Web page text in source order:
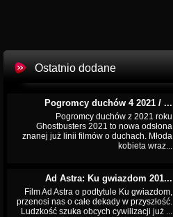
Ostatnio dodane
Pogromcy duchów 4 2021 / ...
Pogromcy duchów z 2021 roku
Ghostbusters 2021 to nowa odsłona
znanej już linii filmów o duchach. Młoda
kobieta wraz...
Ad Astra: Ku gwiazdom 201...
Film Ad Astra o podtytule Ku gwiazdom,
przenosi nas o całe dekady w przyszłość.
Ludzkość szuka obcych cywilizacji już ...